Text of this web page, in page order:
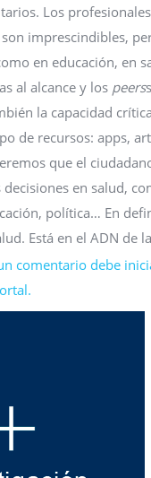
Los
imprescindibles,
en educación, en
al alcance y los peers
la capacidad
de recursos: apps,
que el
en salud,
política… En
Está en el ADN de
comentario debe